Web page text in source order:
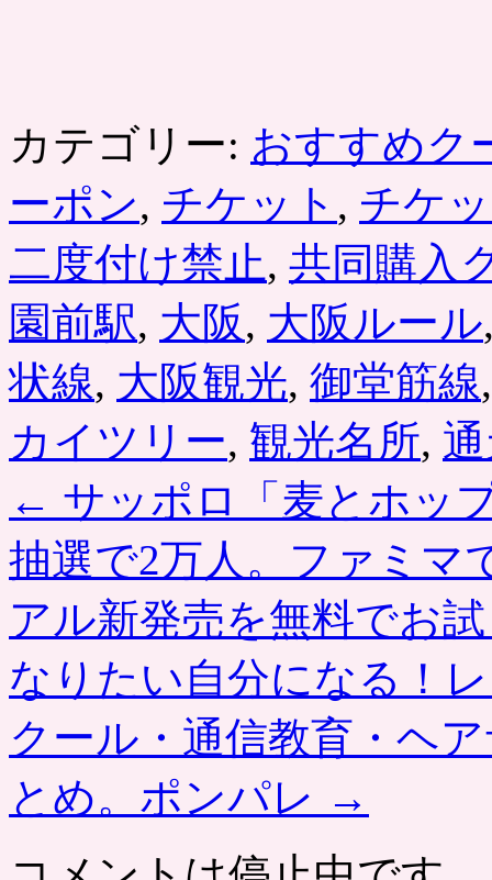
カテゴリー: おすすめク
ーポン, チケット , チケ
二度付け禁止, 共同購入
園前駅, 大阪, 大阪ルール
状線, 大阪観光, 御堂筋線
カイツリー, 観光名所,
← サッポロ「麦とホッ
抽選で2万人。ファミマ
アル新発売を無料でお
なりたい自分になる！
クール・通信教育・ヘ
とめ。ポンパレ →